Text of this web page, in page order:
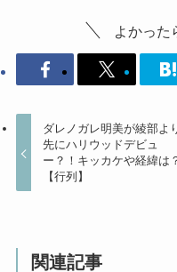
よかった
ダレノガレ明美が綾部よ
先にハリウッドデビュ
ー？！キッカケや経緯は
【行列】
関連記事